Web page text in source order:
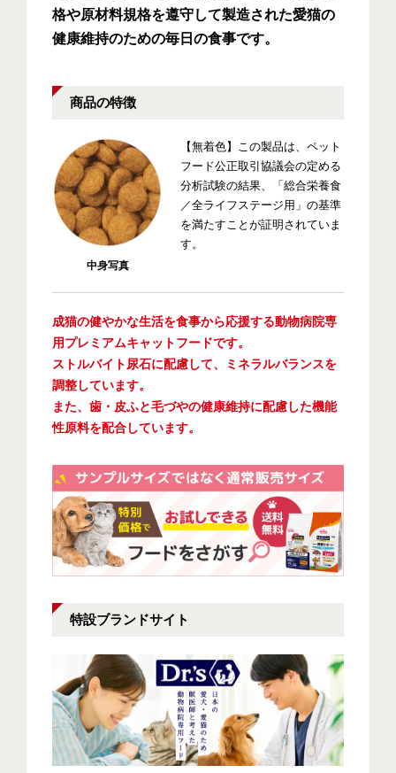
格や原材料規格を遵守して製造された愛猫の
健康維持のための毎日の食事です。
商品の特徴
中身写真
【無着色】この製品は、ペット
フード公正取引協議会の定める
分析試験の結果、「総合栄養食
／全ライフステージ用」の基準
を満たすことが証明されていま
す。
成猫の健やかな生活を食事から応援する動物病院専
用プレミアムキャットフードです。
ストルバイト尿石に配慮して、ミネラルバランスを
調整しています。
また、歯・皮ふと毛づやの健康維持に配慮した機能
性原料を配合しています。
特設ブランドサイト